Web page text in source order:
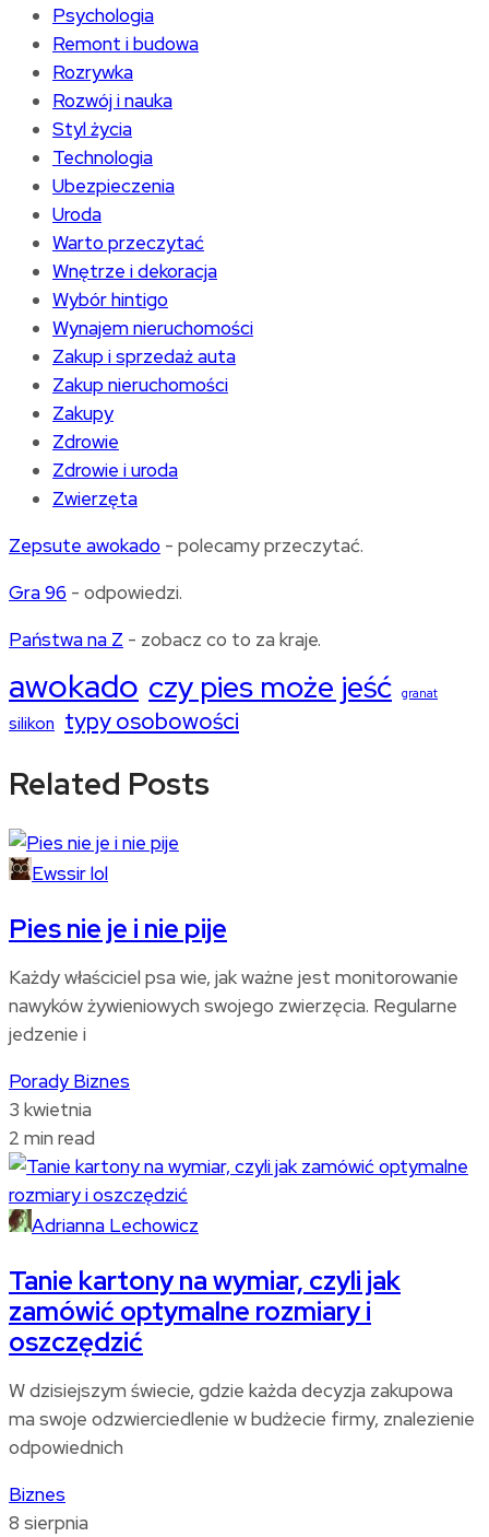
Psychologia
Remont i budowa
Rozrywka
Rozwój i nauka
Styl życia
Technologia
Ubezpieczenia
Uroda
Warto przeczytać
Wnętrze i dekoracja
Wybór hintigo
Wynajem nieruchomości
Zakup i sprzedaż auta
Zakup nieruchomości
Zakupy
Zdrowie
Zdrowie i uroda
Zwierzęta
Zepsute awokado - polecamy przeczytać.
Gra 96 - odpowiedzi.
Państwa na Z - zobacz co to za kraje.
awokado czy pies może jeść granat
silikon typy osobowości
Related Posts
Ewssir lol
Pies nie je i nie pije
Każdy właściciel psa wie, jak ważne jest monitorowanie
nawyków żywieniowych swojego zwierzęcia. Regularne
jedzenie i
Porady Biznes
3 kwietnia
2 min read
Adrianna Lechowicz
Tanie kartony na wymiar, czyli jak
zamówić optymalne rozmiary i
oszczędzić
W dzisiejszym świecie, gdzie każda decyzja zakupowa
ma swoje odzwierciedlenie w budżecie firmy, znalezienie
odpowiednich
Biznes
8 sierpnia